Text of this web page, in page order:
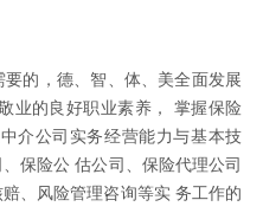
的，德、智、体、美全面发展
业的良好职业素养， 掌握保险
介公司实务经营能力与基本技
保险公 估公司、保险代理公司
、风险管理咨询等实 务工作的